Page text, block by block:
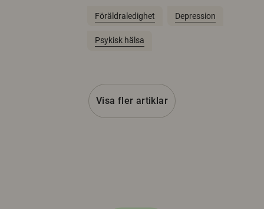
Föräldraledighet Depression
Psykisk hälsa
Visa fler artiklar